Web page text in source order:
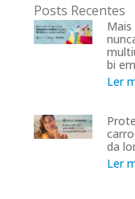
Posts Recentes
bi
Ler
da
Ler